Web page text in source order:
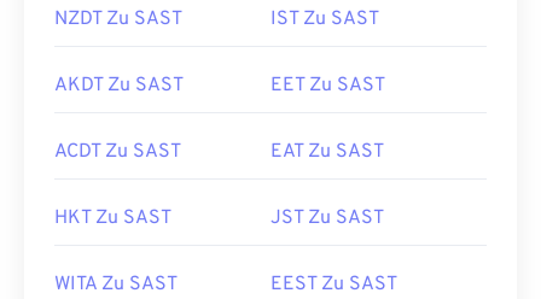
NZDT Zu SAST IST Zu SAST
AKDT Zu SAST EET Zu SAST
ACDT Zu SAST EAT Zu SAST
HKT Zu SAST JST Zu SAST
WITA Zu SAST EEST Zu SAST